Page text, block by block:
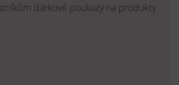
dárkové poukazy na produkty